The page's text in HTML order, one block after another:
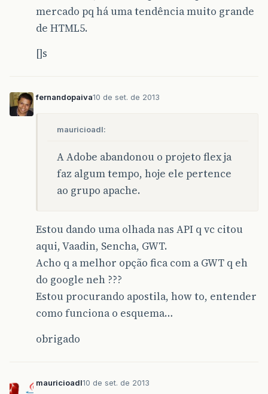
mercado pq há uma tendência muito grande
de HTML5.
[]s
fernandopaiva10 de set. de 2013
mauricioadl:
A Adobe abandonou o projeto flex ja
faz algum tempo, hoje ele pertence
ao grupo apache.
Estou dando uma olhada nas API q vc citou
aqui, Vaadin, Sencha, GWT.
Acho q a melhor opção fica com a GWT q eh
do google neh ???
Estou procurando apostila, how to, entender
como funciona o esquema…
obrigado
mauricioadl10 de set. de 2013